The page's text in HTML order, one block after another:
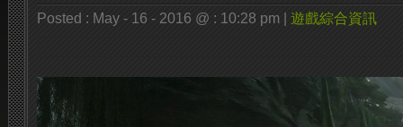
Posted : May - 16 - 2016 @ : 10:28 pm | 遊戲綜合資訊